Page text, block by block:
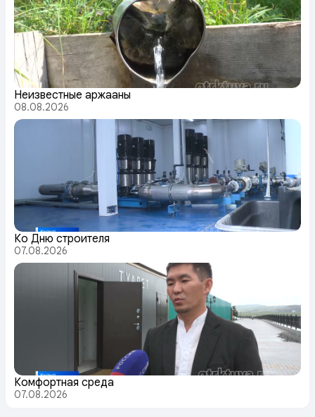
Неизвестные аржааны
08.08.2026
Ко Дню строителя
07.08.2026
Комфортная среда
07.08.2026